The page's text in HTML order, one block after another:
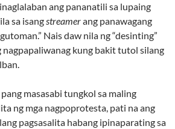
ang pananatili sa lupaing
sa isangstreamerang panawagang
Nais daw nila ng “desinting”
nagpapaliwanag kung bakit tutol silang
masasabi tungkol sa maling
ng mga nagpoprotesta, pati na ang
pagsasalita habang ipinaparating sa